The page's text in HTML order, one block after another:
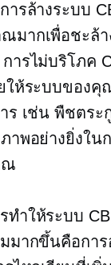
ารล้างระบบ
มากเพื่อชะล้า
ารไม่บริโภค
ให้ระบบของคุ
ร เช่น พืชตระ
าพอย่างยิ่งใน
ณ
ทำให้ระบบ
มากขึ้นคือการ